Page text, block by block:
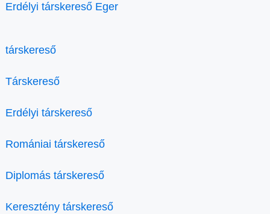
Erdélyi társkereső Eger
társkereső
Társkereső
Erdélyi társkereső
Romániai társkereső
Diplomás társkereső
Keresztény társkereső